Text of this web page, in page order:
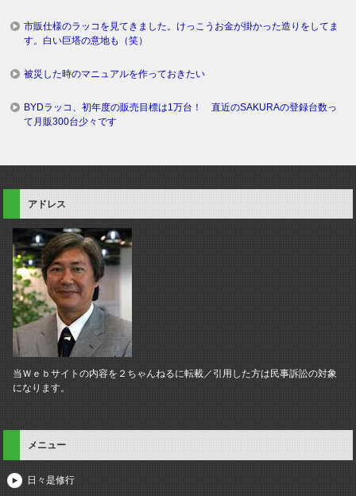
市販仕様のラッコを見てきました。けっこうお金が掛かった造りをしてま
す。白い巨塔の意地も（笑）
被災した時のマニュアルを作っておきたい
BYDラッコ、初年度の販売目標は1万台！ 直近のSAKURAの登録台数っ
て月販300台少々です
アドレス
当Ｗｅｂサイトの内容を２ちゃんねるに転載／引用した方は民事訴訟の対象
になります。
メニュー
日々是修行